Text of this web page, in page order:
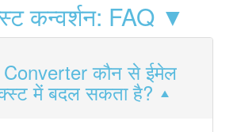
कन्वर्शन: FAQ ▼
कौन से ईमेल
में बदल सकता है?